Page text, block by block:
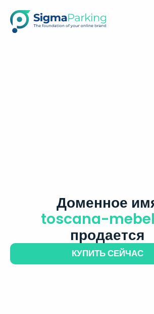
Доменное
toscana-
продается
КУПИТЬ СЕЙЧАС